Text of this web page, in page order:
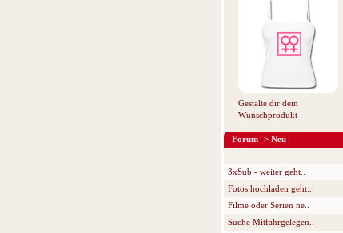
Gestalte dir dein
Wunschprodukt
Forum -> Neu
3xSub - weiter geht..
Fotos hochladen geht..
Filme oder Serien ne..
Suche Mitfahrgelegen..